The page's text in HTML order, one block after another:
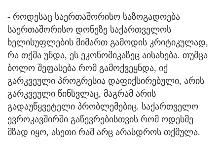
- როდესაც საერთაშორისო საზოგადოება
საერთაშორისო დონეზე საქართველოს
ხელისუფლების მიმართ გამოდის კრიტიკულად,
რა თქმა უნდა, ეს ეკონომიკაზეც აისახება. თუმცა
ბოლო შეფასება რომ გამოქვეყნდა, იქ
გარკვეული პროგრესია დაფიქსირებული, არის
გარკვეული წინსვლაც, მაგრამ არის
გადაუწყვეტელი პრობლემებიც. საქართველო
ევროკავშირში გაწევრებისთვის რომ ოდესმე
მზად იყო, ასეთი რამ არც არასდროს თქმულა.